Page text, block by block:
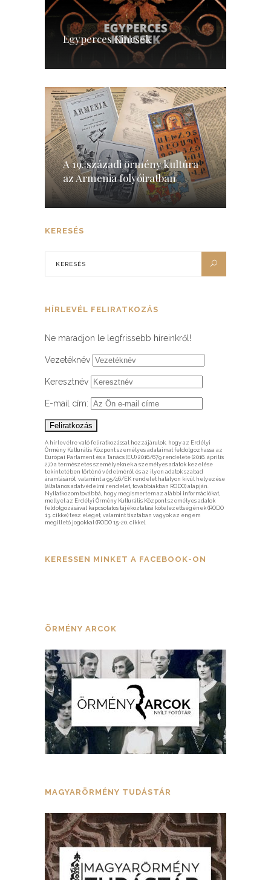
Egyperces Kincsek
A 19. századi örmény kultúra
az Armenia folyóiratban
KERESÉS
HÍRLEVÉL FELIRATKOZÁS
Ne maradjon le legfrissebb híreinkről!
Vezetéknév
Keresztnév
E-mail cím:
A hírlevélre való feliratkozással hozzájárulok, hogy az Erdélyi
Örmény Kulturális Központ személyes adataimat feldolgozhassa az
Európai Parlament és a Tanács (EU) 2016/679 rendelete (2016. április
27.) a természetes személyeknek a személyes adatok kezelése
tekintetében történő védelméről és az ilyen adatok szabad
áramlásáról, valamint a 95/46/EK rendelet hatályon kívül helyezése
(általános adatvédelmi rendelet, továbbiakban RODO) alapján.
Nyilatkozom továbbá, hogy megismertem az alábbi információkat,
mellyel az Erdélyi Örmény Kulturális Központ személyes adatok
feldolgozásával kapcsolatos tájékoztatási kötelezettségének (RODO
13. cikke) tesz eleget, valamint tisztában vagyok az engem
megillető jogokkal (RODO 15-20. cikke).
KERESSEN MINKET A FACEBOOK-ON
ÖRMÉNY ARCOK
MAGYARÖRMÉNY TUDÁSTÁR